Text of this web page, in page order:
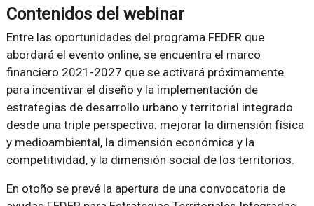
Contenidos del webinar
Entre las oportunidades del programa FEDER que
abordará el evento online, se encuentra el marco
financiero 2021-2027 que se activará próximamente
para incentivar el diseño y la implementación de
estrategias de desarrollo urbano y territorial integrado
desde una triple perspectiva: mejorar la dimensión física
y medioambiental, la dimensión económica y la
competitividad, y la dimensión social de los territorios.
En otoño se prevé la apertura de una convocatoria de